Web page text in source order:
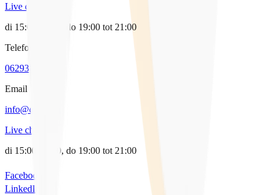
Live chat
di 15:00-17:00, do 19:00 tot 21:00
Telefoon
0629338064
Email
info@qpido.nl
Live chat
di 15:00-17:00, do 19:00 tot 21:00
Facebook
LinkedIn